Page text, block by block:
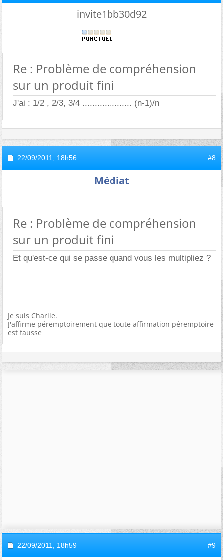
invite1bb30d92
Re : Problème de compréhension
sur un produit fini
J'ai : 1/2 , 2/3, 3/4 .................... (n-1)/n
22/09/2011, 18h56 #8
Médiat
Re : Problème de compréhension
sur un produit fini
Et qu'est-ce qui se passe quand vous les multipliez ?
Je suis Charlie.
J'affirme péremptoirement que toute affirmation péremptoire
est fausse
22/09/2011, 18h59 #9